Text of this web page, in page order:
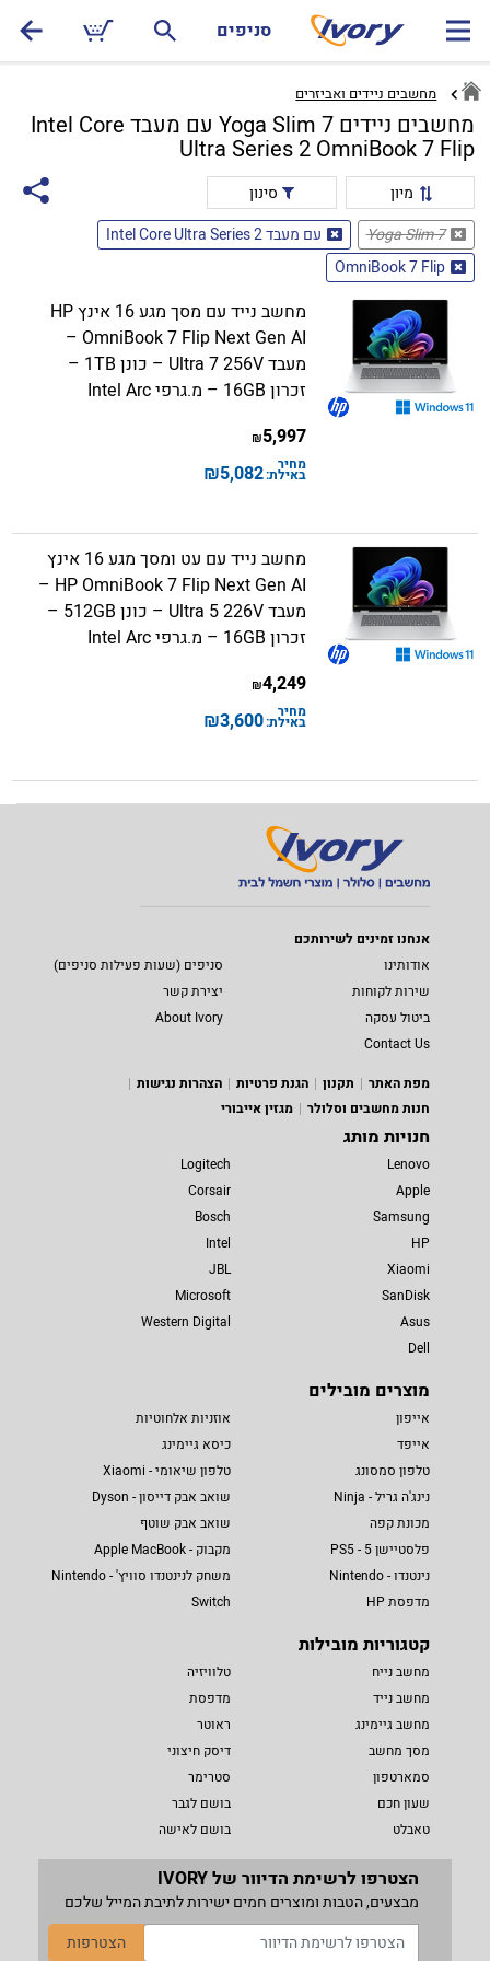
סניפים
מחשבים ניידים ואביזרים
מחשבים ניידים Yoga Slim 7 עם מעבד Intel Core
Ultra Series 2 OmniBook 7 Flip
מיון
סינון
Yoga Slim 7
עם מעבד Intel Core Ultra Series 2
OmniBook 7 Flip
מחשב נייד עם מסך מגע 16 אינץ HP
OmniBook 7 Flip Next Gen AI –
מעבד Ultra 7 256V – כונן 1TB –
זכרון 16GB – מ.גרפי Intel Arc
5,997
₪
מחיר
באילת:5,082
₪
מחשב נייד עם עט ומסך מגע 16 אינץ
HP OmniBook 7 Flip Next Gen AI –
מעבד Ultra 5 226V – כונן 512GB –
זכרון 16GB – מ.גרפי Intel Arc
4,249
₪
מחיר
באילת:3,600
₪
אנחנו זמינים לשירותכם
אודותינו
סניפים (שעות פעילות סניפים)
שירות לקוחות
יצירת קשר
ביטול עסקה
About Ivory
Contact Us
מפת האתר
תקנון הגנת פרטיות
הצהרות נגישות
חנות מחשבים וסלולר
מגזין אייבורי
חנויות מותג
Lenovo
Apple
Samsung
HP
Xiaomi
SanDisk
Asus
Dell
Logitech
Corsair
Bosch
Intel
JBL
Microsoft
Western Digital
מוצרים מובילים
אייפון
אייפד
טלפון סמסונג
נינג'ה גריל - Ninja
מכונת קפה
פלסטיישן 5 - PS5
נינטנדו - Nintendo
מדפסת HP
אוזניות אלחוטיות
כיסא גיימינג
טלפון שיאומי - Xiaomi
שואב אבק דייסון - Dyson
שואב אבק שוטף
מקבוק - Apple MacBook
משחק לנינטנדו סוויץ' - Nintendo
Switch
קטגוריות מובילות
מחשב נייח
מחשב נייד
מחשב גיימינג
מסך מחשב
סמארטפון
שעון חכם
טאבלט
טלוויזיה
מדפסת
ראוטר
דיסק חיצוני
סטרימר
בושם לגבר
בושם לאישה
הצטרפו לרשימת הדיוור של IVORY
מבצעים, הטבות ומוצרים חמים ישירות לתיבת המייל שלכם
הצטרפות